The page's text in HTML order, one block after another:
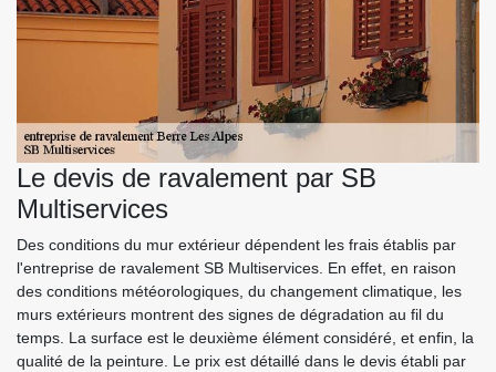
Le devis de ravalement par SB
Multiservices
Des conditions du mur extérieur dépendent les frais établis par
l'entreprise de ravalement SB Multiservices. En effet, en raison
des conditions météorologiques, du changement climatique, les
murs extérieurs montrent des signes de dégradation au fil du
temps. La surface est le deuxième élément considéré, et enfin, la
qualité de la peinture. Le prix est détaillé dans le devis établi par